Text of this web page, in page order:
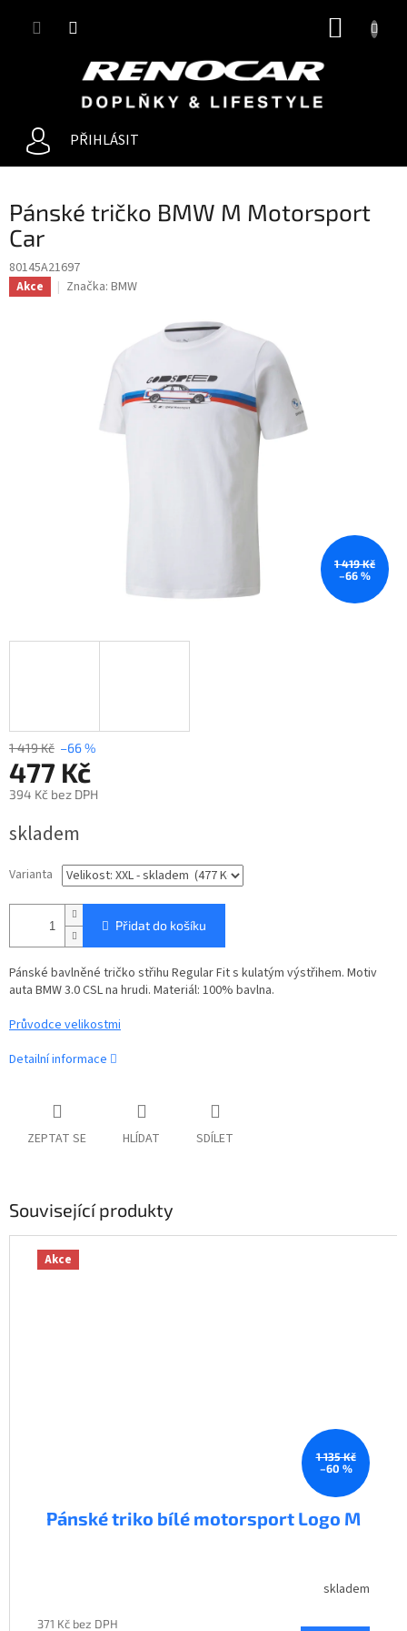
PŘIHLÁSIT
Pánské tričko BMW M Motorsport
Car
80145A21697
Akce Značka: BMW
1 419 Kč
–66 %
1 419 Kč –66 %
477 Kč
394 Kč bez DPH
cena:
skladem
Varianta
Přidat do košíku
Pánské bavlněné tričko střihu Regular Fit s kulatým výstřihem. Motiv
auta BMW 3.0 CSL na hrudi. Materiál: 100% bavlna.
Průvodce velikostmi
Detailní informace
ZEPTAT SE HLÍDAT SDÍLET
Související produkty
Akce
1 135 Kč
–60 %
Pánské triko bílé motorsport Logo M
skladem
371 Kč bez DPH